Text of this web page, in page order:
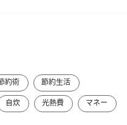
約術
節約生活
自炊 光熱費
マネー